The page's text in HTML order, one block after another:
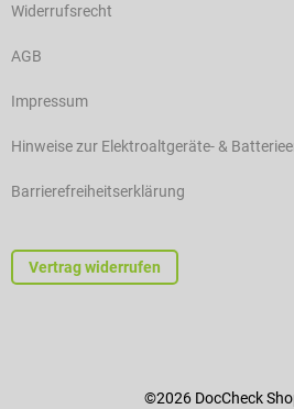
Widerrufsrecht
AGB
Impressum
Hinweise zur Elektroaltgeräte- &
Barrierefreiheitserklärung
Vertrag widerrufen
©2026 DocCheck